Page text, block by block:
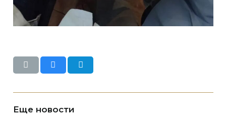
Еще новости